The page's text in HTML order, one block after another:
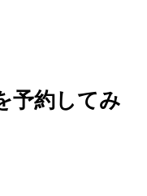
予約してみ